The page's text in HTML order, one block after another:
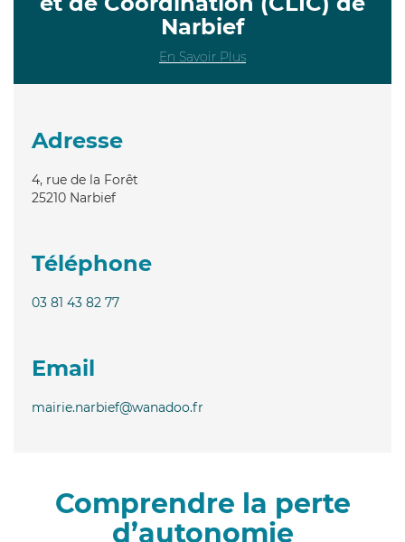
Narbief
En Savoir Plus
Adresse
4, rue de la Forêt
25210 Narbief
Téléphone
03 81 43 82 77
Email
mairie.narbief@wanadoo.fr
Comprendre la perte
d’autonomie